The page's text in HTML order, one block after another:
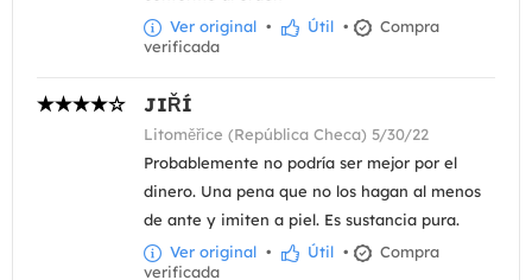
Ver original • Útil •
Compra
verificada
JIŘÍ
Litoměřice (República Checa) 5/30/22
Probablemente no podría ser mejor por el
dinero. Una pena que no los hagan al menos
de ante y imiten a piel. Es sustancia pura.
Ver original • Útil •
Compra
verificada